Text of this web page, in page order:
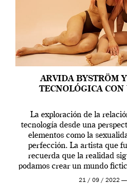
ARVIDA BYSTRÖM
TECNOLÓGICA
La exploración de la
tecnología desde una
elementos como la
perfección. La artista que
recuerda que la realidad
podamos crear un mundo
que los humanos
21 / 09 / 2022 —